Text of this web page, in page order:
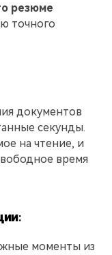
резюме
точного
документов
секунды.
на чтение, и
время
моменты из